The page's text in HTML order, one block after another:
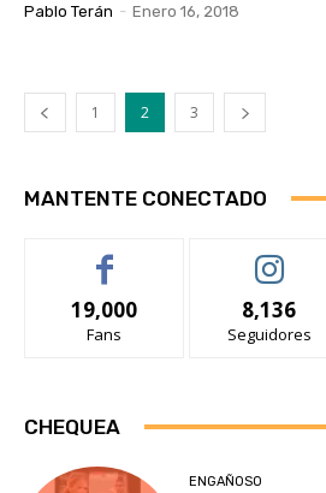
Pablo Terán - Enero 16, 2018
1 2 3
MANTENTE CONECTADO
19,000
Fans
8,136
Seguidores
CHEQUEA
ENGAÑOSO